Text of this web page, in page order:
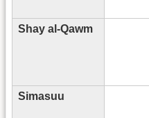
Shay al-Qawm
Simasuu